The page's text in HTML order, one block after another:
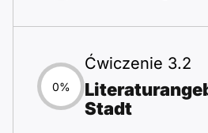
0%
Ćwiczenie 3.2
Stadt